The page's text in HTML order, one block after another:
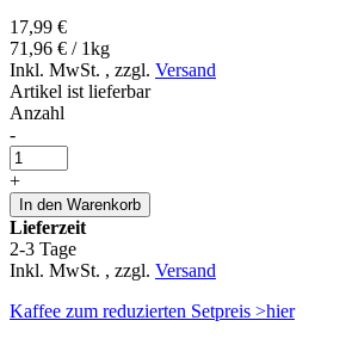
17,99 €
71,96 € / 1kg
Inkl. MwSt. , zzgl. Versand
Artikel ist lieferbar
Anzahl
-
+
In den Warenkorb
Lieferzeit
2-3 Tage
Inkl. MwSt. , zzgl. Versand
Kaffee zum reduzierten Setpreis >hier